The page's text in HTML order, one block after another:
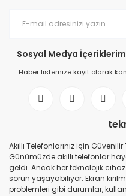
Sosyal Medya
Haber listemize kayıt olarak
Akıllı Telefonlarınız İçin
Günümüzde akıllı telefonlar
geldi. Ancak her teknolojik
sorun yaşayabiliyor. Ekran
problemleri gibi durumlar,